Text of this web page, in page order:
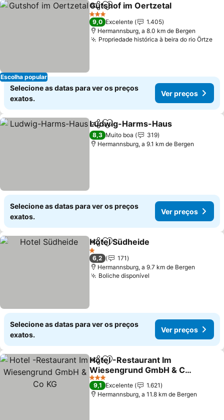
Escolha popular
PartilharAdicionar aos favoritos
Gutshof im Oertzetal
3 Estrelas
9,0 Excelente
1.405
Hermannsburg, a 8.0 km de Bergen
Propriedade histórica à beira do rio Örtze
Selecione as datas para ver os preços
exatos.
Ver preços
PartilharAdicionar aos favoritos
Ludwig-Harms-Haus
8,3 Muito boa
319
Hermannsburg, a 9.1 km de Bergen
Selecione as datas para ver os preços
exatos.
Ver preços
PartilharAdicionar aos favoritos
Hotel Südheide
1 Estrelas
6,2
171
Hermannsburg, a 9.7 km de Bergen
Boliche disponível
Selecione as datas para ver os preços
exatos.
Ver preços
PartilharAdicionar aos favoritos
Hotel -Restaurant Im
Wiesengrund GmbH & Co
KG
Ver preços
3 Estrelas
9,1 Excelente
1.621
Hermannsburg, a 11.8 km de Bergen